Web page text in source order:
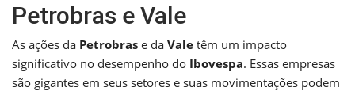
Petrobras e Vale
As ações da Petrobras e da Vale têm um impacto
significativo no desempenho do Ibovespa. Essas empresas
são gigantes em seus setores e suas movimentações podem